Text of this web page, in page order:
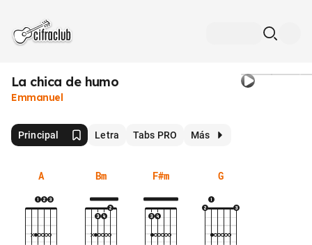
La chica de humo
Emmanuel
Principal Letra Tabs PRO Más
A Bm F#m G